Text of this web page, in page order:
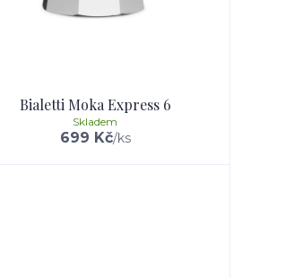
Bialetti Moka Express 6
699 Kč/ks
Skladem